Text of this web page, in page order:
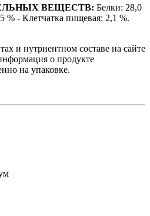
ВЕЩЕСТВ: Белки: 28,0
- Клетчатка пищевая: 2,1 %.
и нутриентном составе на сайте
о продукте
на упаковке.